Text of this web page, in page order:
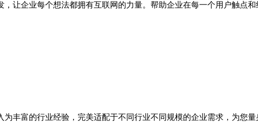
，让企业每个想法都拥有互联网的力量。帮助企业在每一个用户触点
为丰富的行业经验，完美适配于不同行业不同规模的企业需求，为您